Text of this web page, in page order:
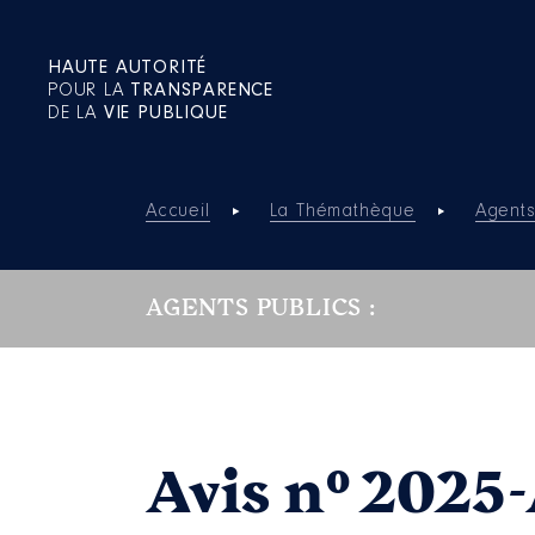
HAUTE AUTORITÉ
POUR LA TRANSPARENCE
DE LA VIE PUBLIQUE
Accueil La Thémathèque
AGENTS PUBLICS :
Avis n°